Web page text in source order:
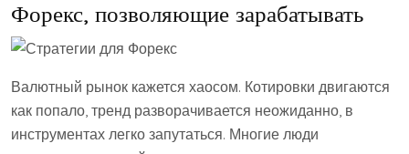
Форекс, позволяющие зарабатывать
Валютный рынок кажется хаосом. Котировки двигаются
как попало, тренд разворачивается неожиданно, в
инструментах легко запутаться. Многие люди